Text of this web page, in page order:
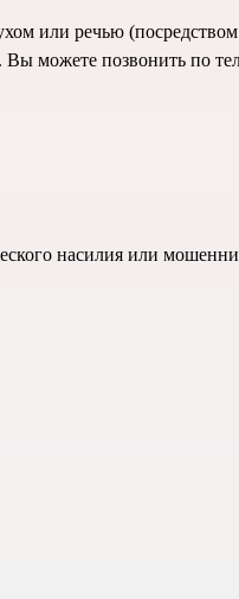
или речью
можете позвонить по
насилия или